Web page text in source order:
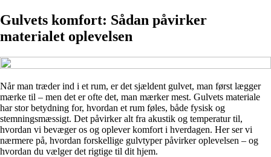
Gulvets komfort: Sådan påvirker
materialet oplevelsen
Når man træder ind i et rum, er det sjældent gulvet, man først lægger
mærke til – men det er ofte det, man mærker mest. Gulvets materiale
har stor betydning for, hvordan et rum føles, både fysisk og
stemningsmæssigt. Det påvirker alt fra akustik og temperatur til,
hvordan vi bevæger os og oplever komfort i hverdagen. Her ser vi
nærmere på, hvordan forskellige gulvtyper påvirker oplevelsen – og
hvordan du vælger det rigtige til dit hjem.